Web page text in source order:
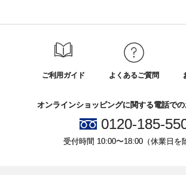
ご利用ガイド よくあるご質問
オンラインショッピングに関する電話で
0120-185-
受付時間 10:00〜18:00（休業日を